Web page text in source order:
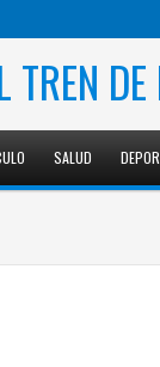
TREN
SALUD